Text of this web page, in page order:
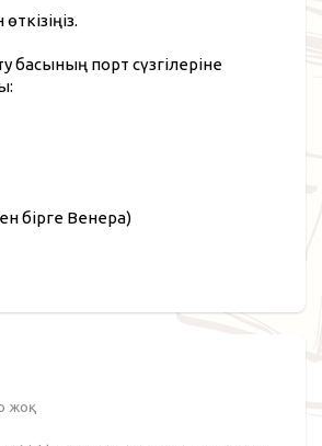
басының порт сүзгілеріне
бірге Венера)
жоқ.